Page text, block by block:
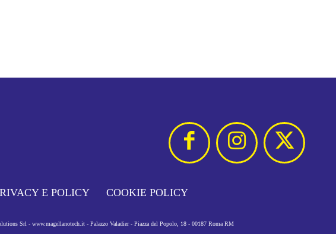
E POLICY COOKIE POLICY
Srl - www.magellanotech.it - Palazzo Valadier - Piazza del Popolo, 18 - 00187 Roma RM